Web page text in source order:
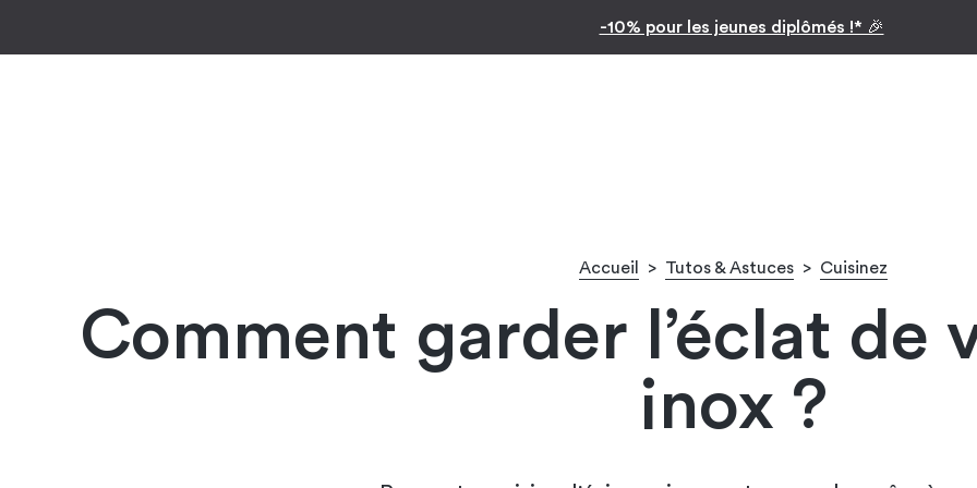
Facilitez vos
Inspiration par
Accueil > Tutos & Astuces > Cuisinez
Comment garder l’éclat de
inox ?